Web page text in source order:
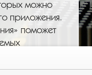
можно
приложения.
поможет